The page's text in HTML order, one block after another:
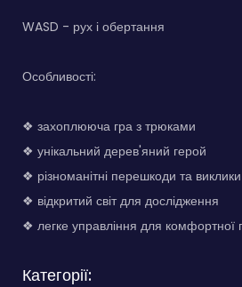
WASD - рух і обертання
Особливості:
❖ захоплююча гра з трюками
❖ унікальний дерев'яний герой
❖ різноманітні перешкоди та виклики
❖ відкритий світ для дослідження
❖ легке управління для комфортної
Категорії: